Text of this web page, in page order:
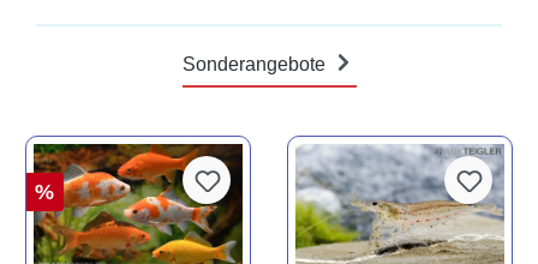
Sonderangebote
%